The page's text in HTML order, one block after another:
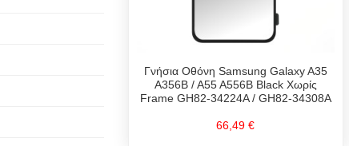
Γνήσια Οθόνη Samsung Galaxy A35
A356B / A55 A556B Black Χωρίς
Frame GH82-34224A / GH82-34308A
66,49 €